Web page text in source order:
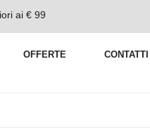
ai € 99
OFFERTE CONTATTI